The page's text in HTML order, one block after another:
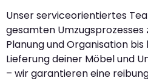
Unser serviceorientiertes
gesamten Umzugsprozesses
Planung und Organisation
Lieferung deiner Möbel und
– wir garantieren eine